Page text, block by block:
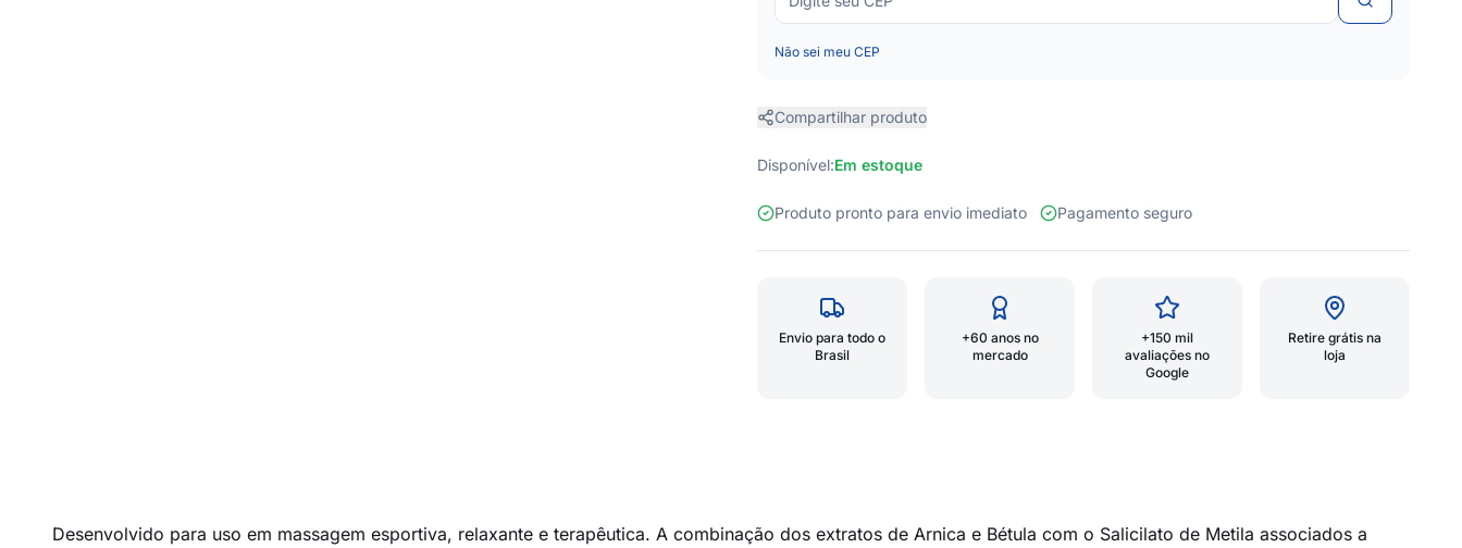
Não sei meu CEP
Compartilhar produto
Disponível:Em estoque
Produto pronto para envio imediato Pagamento seguro
Envio para todo o
Brasil
+60 anos no
mercado
+150 mil
avaliações no
Google
Retire grátis na
loja
Desenvolvido para uso em massagem esportiva, relaxante e terapêutica. A combinação dos extratos de Arnica e Bétula com o Salicilato de Metila associados a